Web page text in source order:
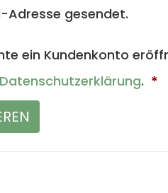
Adresse gesendet.
ein Kundenkonto
Datenschutzerklärung. *